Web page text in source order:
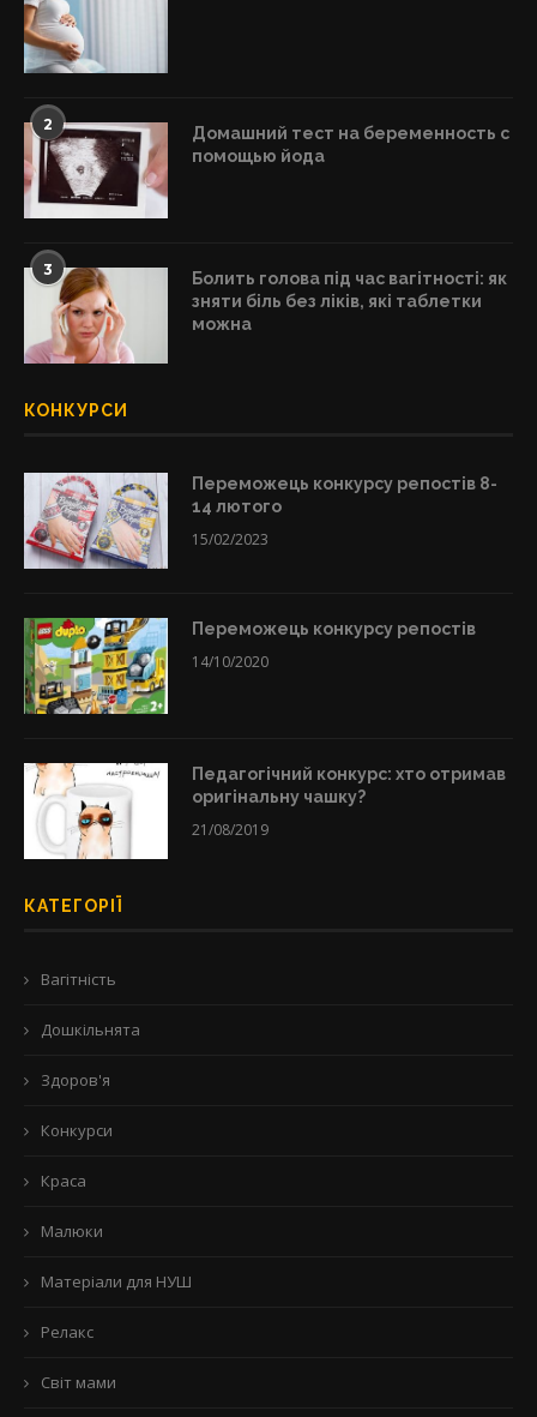
2
Домашний тест на беременность с
помощью йода
3
Болить голова під час вагітності: як
зняти біль без ліків, які таблетки
можна
КОНКУРСИ
Переможець конкурсу репостів 8-
14 лютого
15/02/2023
Переможець конкурсу репостів
14/10/2020
Педагогічний конкурс: хто отримав
оригінальну чашку?
21/08/2019
КАТЕГОРІЇ
Вагітність
Дошкільнята
Здоров'я
Конкурси
Краса
Малюки
Матеріали для НУШ
Релакс
Світ мами